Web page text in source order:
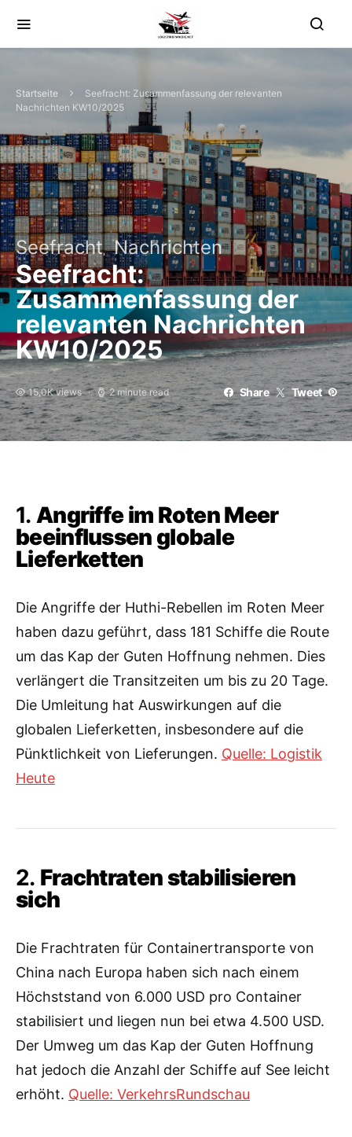
Startseite
Seefracht: Zusammenfassung der relevanten
Nachrichten KW10/2025
Seefracht Nachrichten
Seefracht:
Zusammenfassung der
relevanten Nachrichten
KW10/2025
15,0K views 2 minute read Share Tweet
1. Angriffe im Roten Meer
beeinflussen globale
Lieferketten
Die Angriffe der Huthi-Rebellen im Roten Meer
haben dazu geführt, dass 181 Schiffe die Route
um das Kap der Guten Hoffnung nehmen. Dies
verlängert die Transitzeiten um bis zu 20 Tage.
Die Umleitung hat Auswirkungen auf die
globalen Lieferketten, insbesondere auf die
Pünktlichkeit von Lieferungen. Quelle: Logistik
Heute
2. Frachtraten stabilisieren
sich
Die Frachtraten für Containertransporte von
China nach Europa haben sich nach einem
Höchststand von 6.000 USD pro Container
stabilisiert und liegen nun bei etwa 4.500 USD.
Der Umweg um das Kap der Guten Hoffnung
hat jedoch die Anzahl der Schiffe auf See leicht
erhöht. Quelle: VerkehrsRundschau